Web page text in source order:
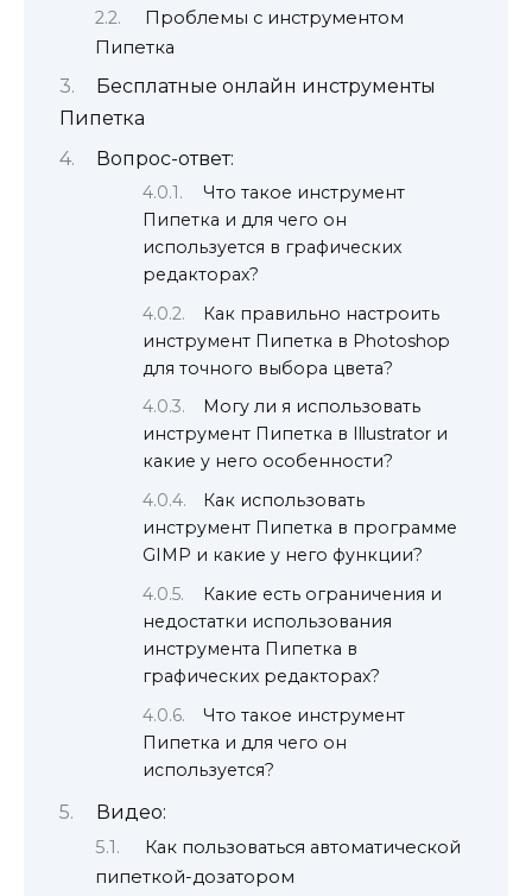
Проблемы с инструментом
Пипетка
Бесплатные онлайн инструменты
Пипетка
Вопрос-ответ:
Что такое инструмент
Пипетка и для чего он
используется в графических
редакторах?
Как правильно настроить
инструмент Пипетка в Photoshop
для точного выбора цвета?
Могу ли я использовать
инструмент Пипетка в Illustrator и
какие у него особенности?
Как использовать
инструмент Пипетка в программе
GIMP и какие у него функции?
Какие есть ограничения и
недостатки использования
инструмента Пипетка в
графических редакторах?
Что такое инструмент
Пипетка и для чего он
используется?
Видео:
Как пользоваться автоматической
пипеткой-дозатором